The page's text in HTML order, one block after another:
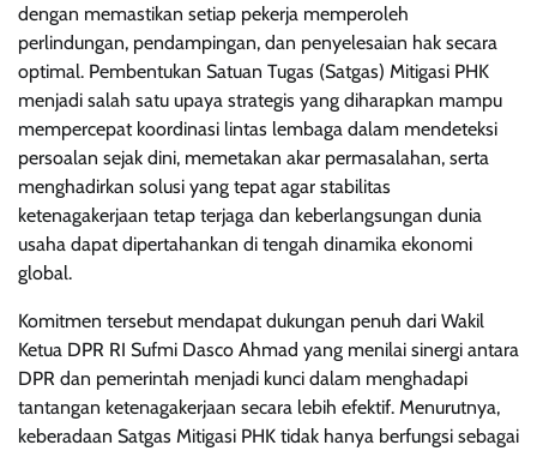
dengan memastikan setiap pekerja memperoleh
perlindungan, pendampingan, dan penyelesaian hak secara
optimal. Pembentukan Satuan Tugas (Satgas) Mitigasi PHK
menjadi salah satu upaya strategis yang diharapkan mampu
mempercepat koordinasi lintas lembaga dalam mendeteksi
persoalan sejak dini, memetakan akar permasalahan, serta
menghadirkan solusi yang tepat agar stabilitas
ketenagakerjaan tetap terjaga dan keberlangsungan dunia
usaha dapat dipertahankan di tengah dinamika ekonomi
global.
Komitmen tersebut mendapat dukungan penuh dari Wakil
Ketua DPR RI Sufmi Dasco Ahmad yang menilai sinergi antara
DPR dan pemerintah menjadi kunci dalam menghadapi
tantangan ketenagakerjaan secara lebih efektif. Menurutnya,
keberadaan Satgas Mitigasi PHK tidak hanya berfungsi sebagai